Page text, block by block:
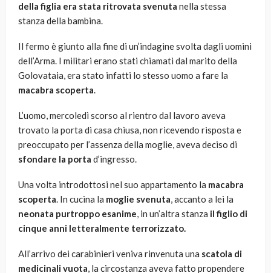
della figlia era stata ritrovata svenuta nella stessa
stanza della bambina.
Il fermo è giunto alla fine di un’indagine svolta dagli uomini
dell’Arma. I militari erano stati chiamati dal marito della
Golovataia, era stato infatti lo stesso uomo a fare la
macabra scoperta.
L’uomo, mercoledì scorso al rientro dal lavoro aveva
trovato la porta di casa chiusa, non ricevendo risposta e
preoccupato per l’assenza della moglie, aveva deciso di
sfondare la porta d’ingresso.
Una volta introdottosi nel suo appartamento la macabra
scoperta. In cucina la moglie svenuta, accanto a lei la
neonata purtroppo esanime, in un’altra stanza il figlio di
cinque anni letteralmente terrorizzato.
All’arrivo dei carabinieri veniva rinvenuta una scatola di
medicinali vuota, la circostanza aveva fatto propendere